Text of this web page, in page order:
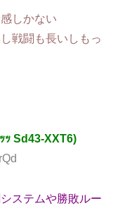
しかない
戦闘も長いしもっ
ｯ Sd43-XXT6)
ステムや勝敗ルー